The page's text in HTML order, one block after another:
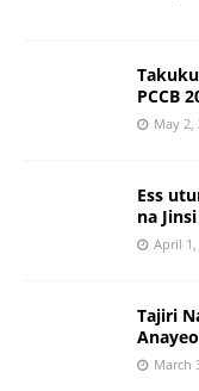
PCCB
May 2,
Ess
na
April 1,
Tajiri
March